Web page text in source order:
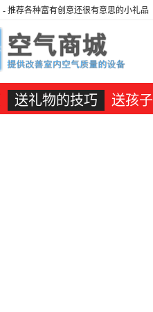
- 推荐各种富有创意还很有意思的小礼品
送礼物的技巧 送孩子